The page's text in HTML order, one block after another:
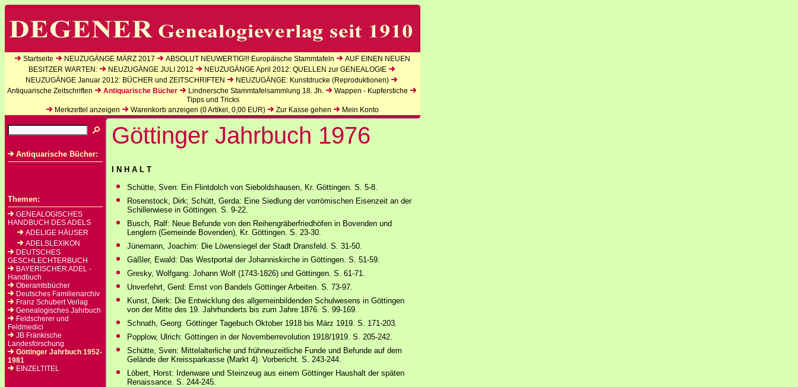
Startseite NEUZUGÄNGE MÄRZ 2017 ABSOLUT NEUWERTIG!!! Europäische Stammtafeln
AUF EINEN NEUEN
BESITZER WARTEN:
NEUZUGÄNGE JULI 2012
NEUZUGÄNGE April 2012: QUELLEN zur GENEALOGIE
NEUZUGÄNGE Januar 2012: BÜCHER und ZEITSCHRIFTEN
NEUZUGÄNGE: Kunstdrucke (Reproduktionen)
Antiquarische Zeitschriften
Antiquarische Bücher Lindnersche Stammtafelsammlung 18. Jh.
Wappen - Kupferstiche
Tipps und Tricks
Merkzettel anzeigen
Warenkorb anzeigen (0Artikel, 0,00 EUR) Zur Kasse gehen Mein Konto
Antiquarische Bücher:
Themen:
GENEALOGISCHES
HANDBUCH DES ADELS
ADELIGE HÄUSER
ADELSLEXIKON
DEUTSCHES
GESCHLECHTERBUCH
BAYERISCHER ADEL -
Handbuch
Oberamtsbücher
Deutsches Familienarchiv
Franz Schubert Verlag
Genealogisches Jahrbuch
Feldscherer und
Feldmedici
JB Fränkische
Landesforschung
Göttinger Jahrbuch 1952-
1981
EINZELTITEL
Göttinger Jahrbuch 1976
I N H A L T
Schütte, Sven: Ein Flintdolch von Sieboldshausen, Kr. Göttingen. S. 5-8.
Rosenstock, Dirk; Schütt, Gerda: Eine Siedlung der vorrömischen Eisenzeit an der
Schillerwiese in Göttingen. S. 9-22.
Busch, Ralf: Neue Befunde von den Reihengräberfriedhöfen in Bovenden und
Lenglern (Gemeinde Bovenden), Kr. Göttingen. S. 23-30.
Jünemann, Joachim: Die Löwensiegel der Stadt Dransfeld. S. 31-50.
Gäßler, Ewald: Das Westportal der Johanniskirche in Göttingen. S. 51-59.
Gresky, Wolfgang: Johann Wolf (1743-1826) und Göttingen. S. 61-71.
Unverfehrt, Gerd: Ernst von Bandels Göttinger Arbeiten. S. 73-97.
Kunst, Dierk: Die Entwicklung des allgemeinbildenden Schulwesens in Göttingen
von der Mitte des 19. Jahrhunderts bis zum Jahre 1876. S. 99-169.
Schnath, Georg: Göttinger Tagebuch Oktober 1918 bis März 1919. S. 171-203.
Popplow, Ulrich: Göttingen in der Novemberrevolution 1918/1919. S. 205-242.
Schütte, Sven: Mittelalterliche und frühneuzeitliche Funde und Befunde auf dem
Gelände der Kreissparkasse (Markt 4). Vorbericht. S. 243-244.
Löbert, Horst: Irdenware und Steinzeug aus einem Göttinger Haushalt der späten
Renaissance. S. 244-245.